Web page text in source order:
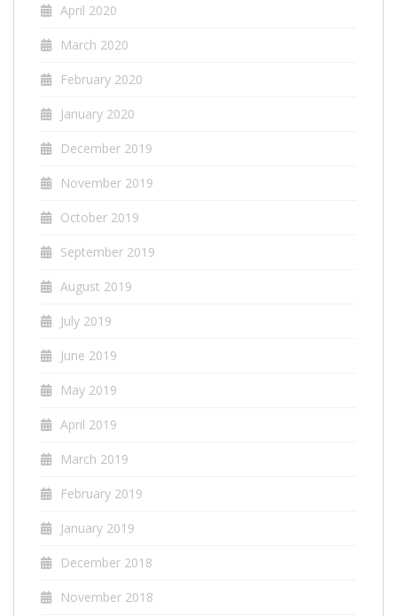
April 2020
March 2020
February 2020
January 2020
December 2019
November 2019
October 2019
September 2019
August 2019
July 2019
June 2019
May 2019
April 2019
March 2019
February 2019
January 2019
December 2018
November 2018